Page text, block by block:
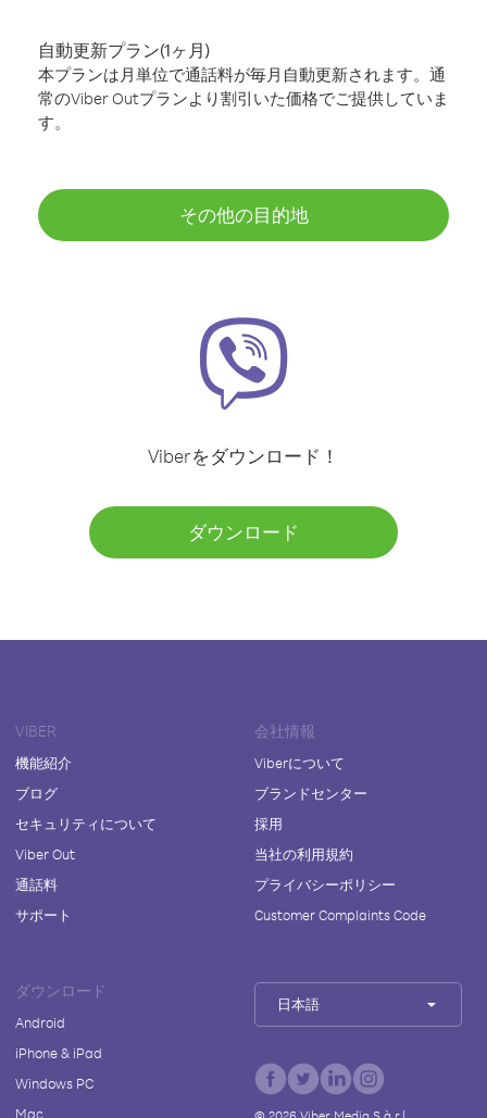
自動更新プラン(1ヶ月)
本プランは月単位で通話料が毎月自動更新されます。通
常のViber Outプランより割引いた価格でご提供していま
す。
その他の目的地
Viberをダウンロード！
ダウンロード
VIBER
機能紹介
ブログ
セキュリティについて
Viber Out
通話料
サポート
会社情報
Viberについて
ブランドセンター
採用
当社の利用規約
プライバシーポリシー
Customer Complaints Code
ダウンロード
Android
iPhone & iPad
Windows PC
Mac
日本語